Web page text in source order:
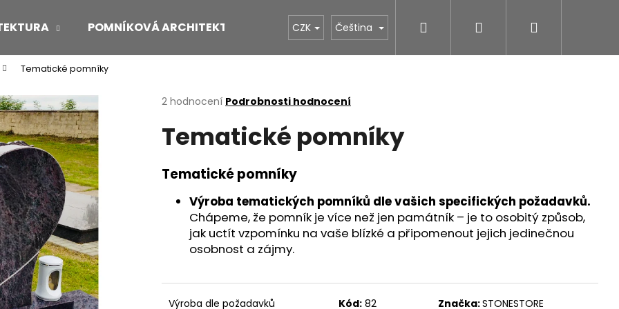
POMNÍKOVÁ ARCHITEKTURA O NÁS STONESTORE ceník hrobů Povrchové
CZK Čeština Přihlášení
Tematické pomníky
Průměrné
produktu
z
5
hvězdiček.
2 hodnocení Podrobnosti hodnocení
Tematické pomníky
Tematické pomníky
Výroba tematických pomníků dle vašich specifických požadavků.
Chápeme, že pomník je více než jen památník – je to osobitý způsob,
jak uctít vzpomínku na vaše blízké a připomenout jejich jedinečnou
osobnost a zájmy.
Výroba dle požadavků Kód: 82 Značka:STONESTORE
Co potřebujete najít?
HLEDAT
Doporučujeme